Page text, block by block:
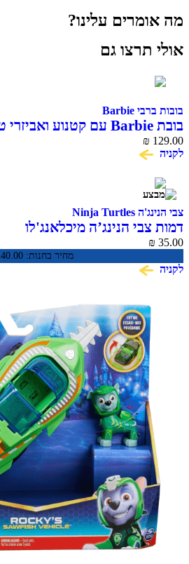
מה אומרים עלינו?
אולי תרצו גם
בובות ברבי Barbie
בובת Barbie עם קטנוע ואביזרי טיול
₪ 129.00
לקניה
צבי הנינג'ה Ninja Turtles
דמות צבי הנינג’ה מיכלאנג'לו
מחיר בחנות:40.00
₪ 35.00
לקניה